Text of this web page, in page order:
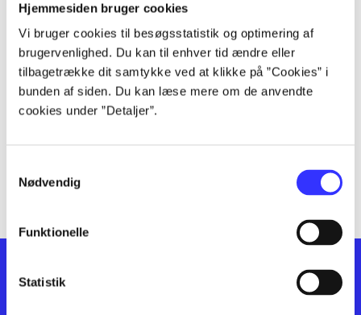
Hjemmesiden bruger cookies
Vi bruger cookies til besøgsstatistik og optimering af
brugervenlighed. Du kan til enhver tid ændre eller
tilbagetrække dit samtykke ved at klikke på ”Cookies” i
bunden af siden. Du kan læse mere om de anvendte
cookies under ”Detaljer”.
Nødvendig
Funktionelle
Statistik
lorem ipsum dolor sit amet ...
lorem ipsum dolor sit amet ...
lorem ipsum dolor sit amet ...
lorem ipsum dolor sit amet ...
lorem ipsum dolor sit amet ...
lorem ipsum dolor sit amet ...
lorem ipsum dolor sit amet ...